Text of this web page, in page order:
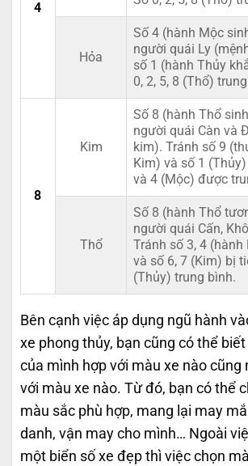
4
Hỏa
Số 4 (hành Mộc
người quái Ly
số 1 (hành Thủy
0, 2, 5, 8 (Thổ)
8
Kim
Số 8 (hành Thổ
người quái Càn và
kim). Tránh số 9
Kim) và số 1
và 4 (Mộc) được
Thổ
Số 8 (hành Thổ
người quái Cấn,
Tránh số 3, 4
và số 6, 7 (Kim) bị
(Thủy) trung bình.
Bên cạnh việc áp dụng ngũ hành
xe phong thủy, bạn cũng có thể
của mình hợp với màu xe nào cũng
với màu xe nào. Từ đó, bạn có thể
màu sắc phù hợp, mang lại may
danh, vận may cho mình… Ngoài
một biển số xe đẹp thì việc chọn